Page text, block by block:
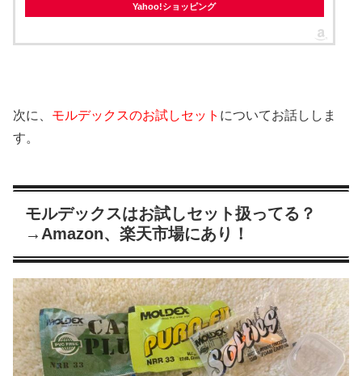
Yahoo!ショッピング
次に、 モルデックスのお試しセット についてお話ししま
す。
モルデックスはお試しセット扱ってる？
→Amazon、楽天市場にあり！